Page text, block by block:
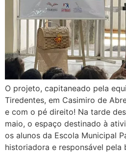
O projeto, capitaneado pela
Tiredentes, em Casimiro de
e com o pé direito! Na tarde
maio, o espaço destinado à
os alunos da Escola Municipal
historiadora e responsável pela